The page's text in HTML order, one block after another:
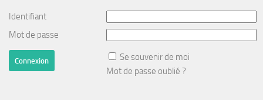
Identifiant
Mot de passe
Se souvenir de moi
Mot de passe oublié ?